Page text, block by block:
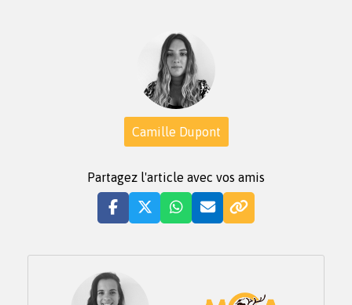
Camille Dupont
Partagez l'article avec vos amis